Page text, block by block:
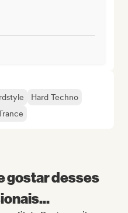
Hard Techno
gostar desses